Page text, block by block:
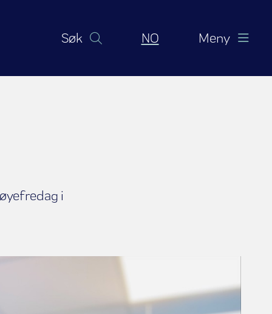
Søk NONorsk bokmål
Meny
i